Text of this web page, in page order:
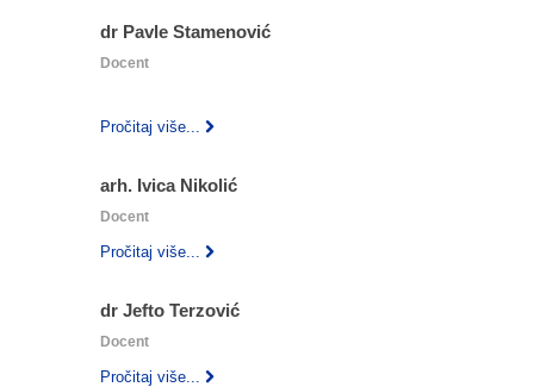
dr Pavle Stamenović
Docent
Pročitaj više...
arh. Ivica Nikolić
Docent
Pročitaj više...
dr Jefto Terzović
Docent
Pročitaj više...